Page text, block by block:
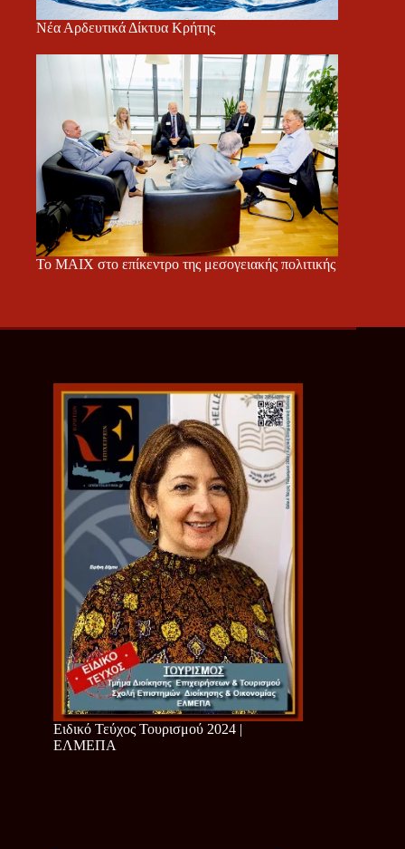
Νέα Αρδευτικά Δίκτυα Κρήτης
Το ΜΑΙΧ στο επίκεντρο της μεσογειακής πολιτικής
Ειδικό Τεύχος Τουρισμού 2024 |
ΕΛΜΕΠΑ